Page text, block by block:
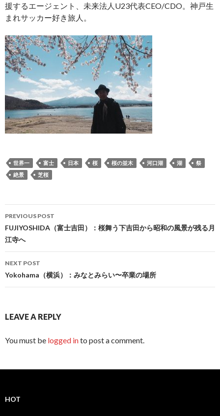
援するエージェント、未来法人U23代表CEO/CDO。神戸生
まれサッカー好き旅人。
世界一 富士 日本 桜 桜の並木 河口湖 湖
祭
絶景
芝桜
Post
navigation
PREVIOUS POST
FUJIYOSHIDA（富士吉田）：桜舞う下吉田から昭和の風景が残る月
江寺へ
NEXT POST
Yokohama（横浜）：みなとみらい〜卒業の場所
LEAVE A REPLY
You must be logged into post a comment.
HOT